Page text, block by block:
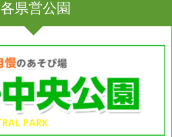
各県営公園